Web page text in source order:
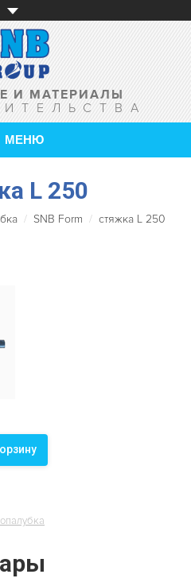
И МАТЕРИАЛЫ
МЕНЮ
L 250
SNB Form стяжка L 250